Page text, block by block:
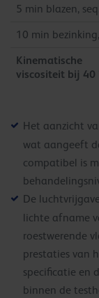
5 min blazen,
10 min
Kinematische
viscositeit bij 40
Het aanzicht
wat aangeeft
compatibel is
De
lichte afname
roestwerende
prestaties van
specificatie en
binnen de